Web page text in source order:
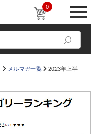
0
ルーム
メルマガ一覧
2023年上半